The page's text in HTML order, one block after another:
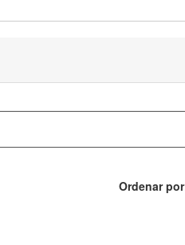
Ordenar por